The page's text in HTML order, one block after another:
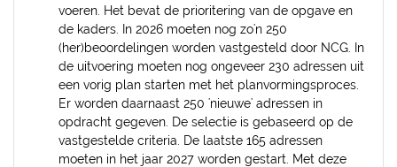
voeren. Het bevat de prioritering van de opgave en
de kaders. In 2026 moeten nog zo'n 250
(her)beoordelingen worden vastgesteld door NCG. In
de uitvoering moeten nog ongeveer 230 adressen uit
een vorig plan starten met het planvormingsproces.
Er worden daarnaast 250 'nieuwe' adressen in
opdracht gegeven. De selectie is gebaseerd op de
vastgestelde criteria. De laatste 165 adressen
moeten in het jaar 2027 worden gestart. Met deze